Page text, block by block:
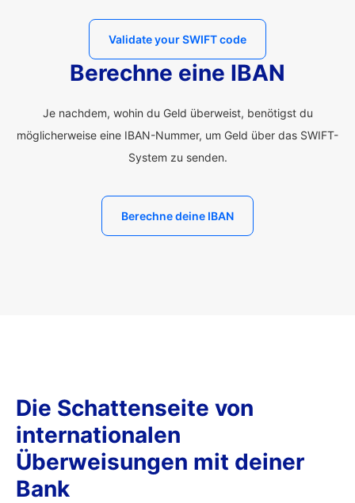
Validate your SWIFT code
Berechne eine IBAN
Je nachdem, wohin du Geld überweist, benötigst du
möglicherweise eine IBAN-Nummer, um Geld über das SWIFT-
System zu senden.
Berechne deine IBAN
Die Schattenseite von
internationalen
Überweisungen mit deiner
Bank